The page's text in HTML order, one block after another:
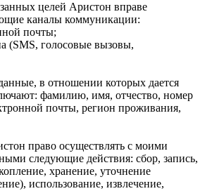
целей Аристон вправе
каналы коммуникации:
почты;
(SMS, голосовые вызовы,
в отношении которых дается
фамилию, имя, отчество, номер
почты, регион проживания,
право осуществлять с моими
следующие действия: сбор, запись,
хранение, уточнение
использование, извлечение,